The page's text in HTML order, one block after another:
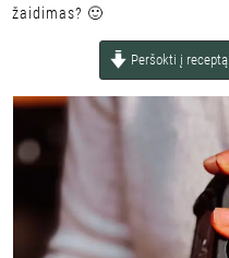
žaidimas? 🙂
Peršokti į receptą